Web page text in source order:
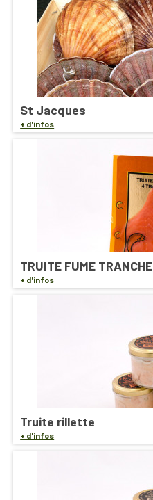
St Jacques
+ d'infos
TRUITE FUME TRANCHE
+ d'infos
Truite rillette
+ d'infos